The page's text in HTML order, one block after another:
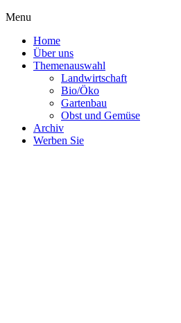
Menu
Home
Über uns
Themenauswahl
Landwirtschaft
Bio/Öko
Gartenbau
Obst und Gemüse
Archiv
Werben Sie